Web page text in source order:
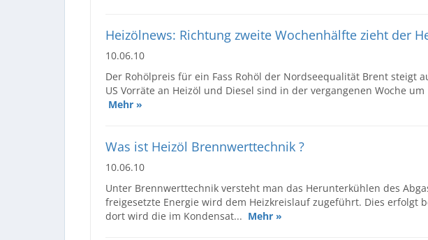
Heizölnews: Richtung zweite Wochenhälfte zieht der
10.06.10
Der Rohölpreis für ein Fass Rohöl der Nordseequalität Brent steigt
US Vorräte an Heizöl und Diesel sind in der vergangenen Woche
Mehr »
Was ist Heizöl Brennwerttechnik ?
10.06.10
Unter Brennwerttechnik versteht man das Herunterkühlen des
freigesetzte Energie wird dem Heizkreislauf zugeführt. Dies erfolgt
dort wird die im Kondensat... Mehr »